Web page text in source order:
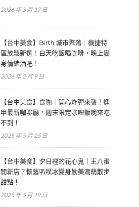
2026 年 3 月 17 日
【台中美食】Birth 城市聚落｜機捷特
區放鬆新選！白天吃飯喝咖啡，晚上變
身情緒酒吧！
2026 年 2 月 9 日
【台中美食】食咖｜開心炸彈來襲！逢
甲最新咖啡廳，週末限定咖哩飯晚來吃
不到！
2025 年 5 月 25 日
【台中美食】夕日裡的花心鬼｜王八蛋
開新店？懷舊叭噗冰變身勤美潮萌散步
甜點！
2025 年 5 月 19 日